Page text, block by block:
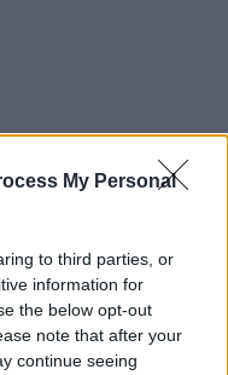
My Personal
to third parties, or
information for
the below opt-out
note that after your
continue seeing
friss hírekről a